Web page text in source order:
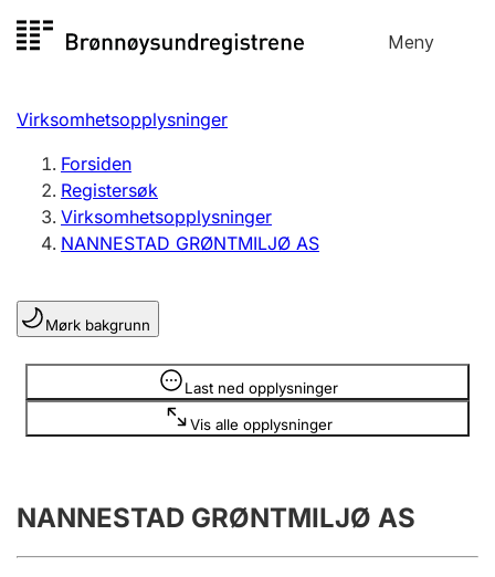
til
Meny
Registersøk
Aksjeselskap
Enkeltpersonforetak
Registrere, endre, slette
Lag og forening
Registrere, endre, slette
Årsregnskap
Innsending og forsinkelsesgebyr
Virksomhetsopplysninger
Forsiden
Registersøk
Virksomhetsopplysninger
NANNESTAD GRØNTMILJØ AS
Mørk bakgrunn
Last ned opplysninger
Vis alle opplysninger
Opplysninger er skjult
NANNESTAD GRØNTMILJØ AS